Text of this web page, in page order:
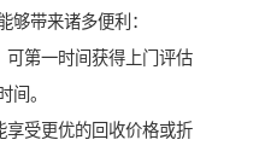
够带来诸多便利：
可第一时间获得上门评估
间。
享受更优的回收价格或折